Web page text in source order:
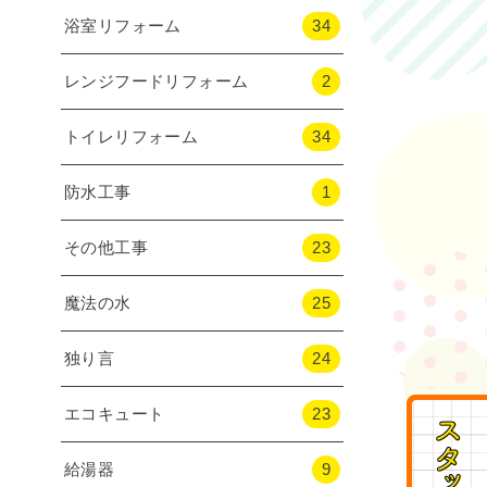
浴室リフォーム 34
レンジフードリフォーム 2
トイレリフォーム 34
防水工事 1
その他工事 23
魔法の水 25
独り言 24
エコキュート 23
給湯器 9